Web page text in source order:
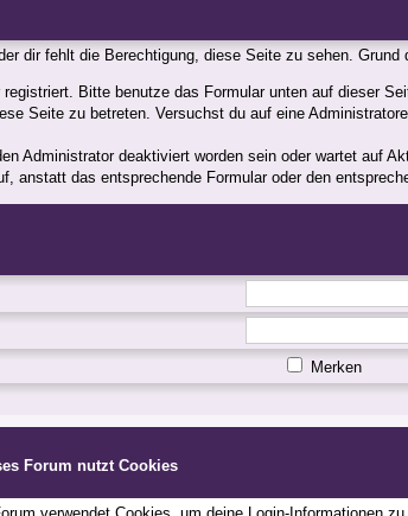
Forum nutzt Cookies
dir fehlt die Berechtigung, diese Seite zu sehen. Grund
Bitte benutze das Formular unten auf dieser
Seite zu betreten. Versuchst du auf eine
Administrator deaktiviert worden sein oder wartet auf
anstatt das entsprechende Formular oder den
Merken